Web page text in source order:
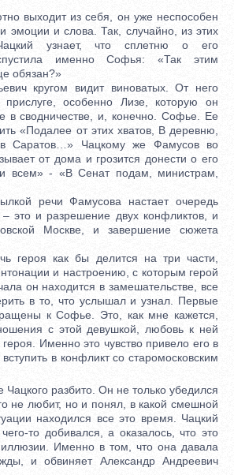
выходит из себя, он уже неспособен
эмоции и слова. Так, случайно, из этих
узнает, что сплетню о его
именно Софья: «Так этим
обязан?»
кругом видит виноватых. От него
особенно Лизе, которую он
в сводничестве, и, конечно. Софье. Ее
«Подалее от этих хватов, В деревню,
Саратов…» Чацкому же Фамусов во
от дома и грозится донести о его
всем» - «В Сенат подам, министрам,
речи Фамусова настает очередь
– это и разрешение двух конфликтов, и
Москве, и завершение сюжета
как бы делится на три части,
и настроению, с которым герой
он находится в замешательстве, все
в то, что услышал и узнал. Первые
к Софье. Это, как мне кажется,
с этой девушкой, любовь к ней
Именно это чувство привело его в
в конфликт со старомосковским
разбито. Он не только убедился
не любит, но и понял, в какой смешной
находился все это время. Чацкий
то добивался, а оказалось, что это
Именно в том, что она давала
и обвиняет Александр Андреевич